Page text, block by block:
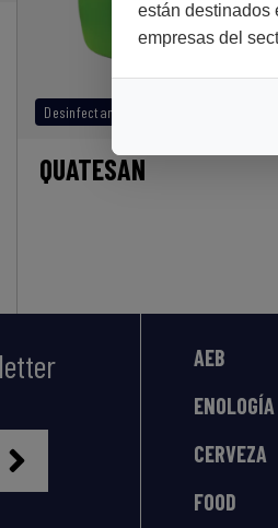
están destinados
empresas del
Desinfectantes a base de amonios
QUATESAN
AEB
ENOLOGÍA
CERVEZA
FOOD